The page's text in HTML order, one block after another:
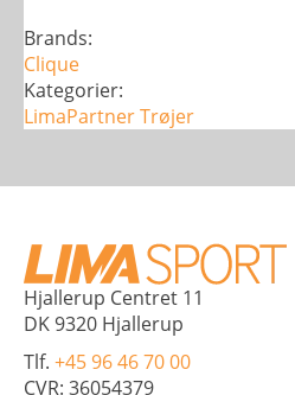
-
Flere
farver
antal
Brands:
Clique
Kategorier:
LimaPartnerTrøjer
Hjallerup Centret 11
DK 9320 Hjallerup
Tlf. +45 96 46 70 00
CVR: 36054379